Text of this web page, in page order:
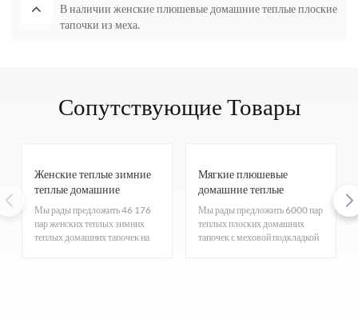
В наличии женские плюшевые домашние теплые плоские
тапочки из меха.
Сопутствующие Товары
Женские теплые зимние
теплые домашние
тапочки Overstock с
застежкой-липучкой.
Мы рады предложить 46 176
пар женских теплых зимних
теплых домашних тапочек на
Мягкие плюшевые
домашние теплые
плоские тапочки
Overstock для зимнего
сезона
Мы рады предложить 6000 пар
теплых плоских домашних
тапочек с меховой подкладкой